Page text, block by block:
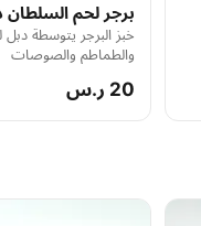
برجر لحم السلطان
خبز البرجر يتوسطة
والطماطم والصوصات
20 ر.س